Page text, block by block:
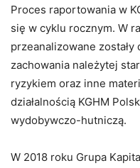
Proces raportowania w
się w cyklu rocznym. W
przeanalizowane
zachowania należytej
ryzykiem oraz inne
działalnością KGHM
wydobywczo-hutniczą.
W 2018 roku Grupa